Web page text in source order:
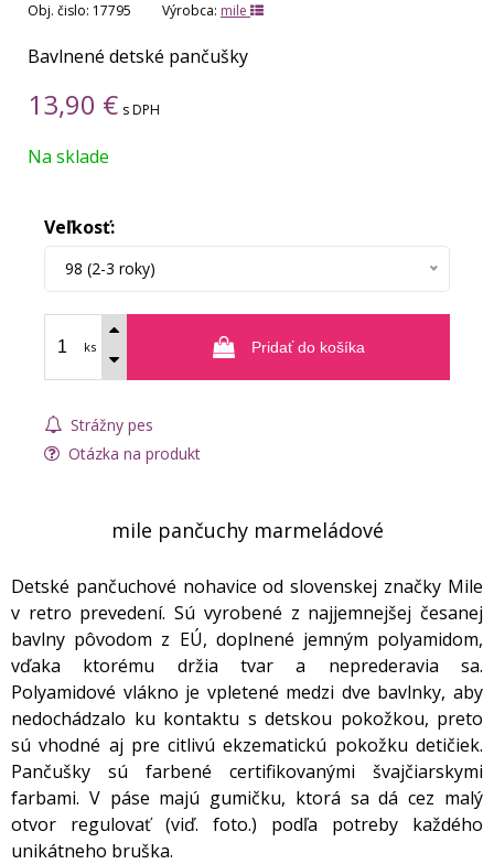
Obj. čislo: 17795 Výrobca: mile
Bavlnené detské pančušky
13,90 € s DPH
Na sklade
Veľkosť:
98 (2-3 roky)
ks Pridať do košíka
Strážny pes
Otázka na produkt
mile pančuchy marmeládové
Detské pančuchové nohavice od slovenskej značky Mile
v retro prevedení. Sú vyrobené z najjemnejšej česanej
bavlny pôvodom z EÚ, doplnené jemným polyamidom,
vďaka ktorému držia tvar a neprederavia sa.
Polyamidové vlákno je vpletené medzi dve bavlnky, aby
nedochádzalo ku kontaktu s detskou pokožkou, preto
sú vhodné aj pre citlivú ekzematickú pokožku detičiek.
Pančušky sú farbené certifikovanými švajčiarskymi
farbami. V páse majú gumičku, ktorá sa dá cez malý
otvor regulovať (viď. foto.) podľa potreby každého
unikátneho bruška.